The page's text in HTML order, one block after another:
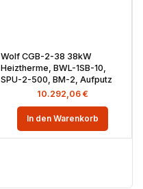
Wolf CGB-2-38 38kW
Heiztherme, BWL-1SB-10,
SPU-2-500, BM-2, Aufputz
10.292,06 €
In den Warenkorb